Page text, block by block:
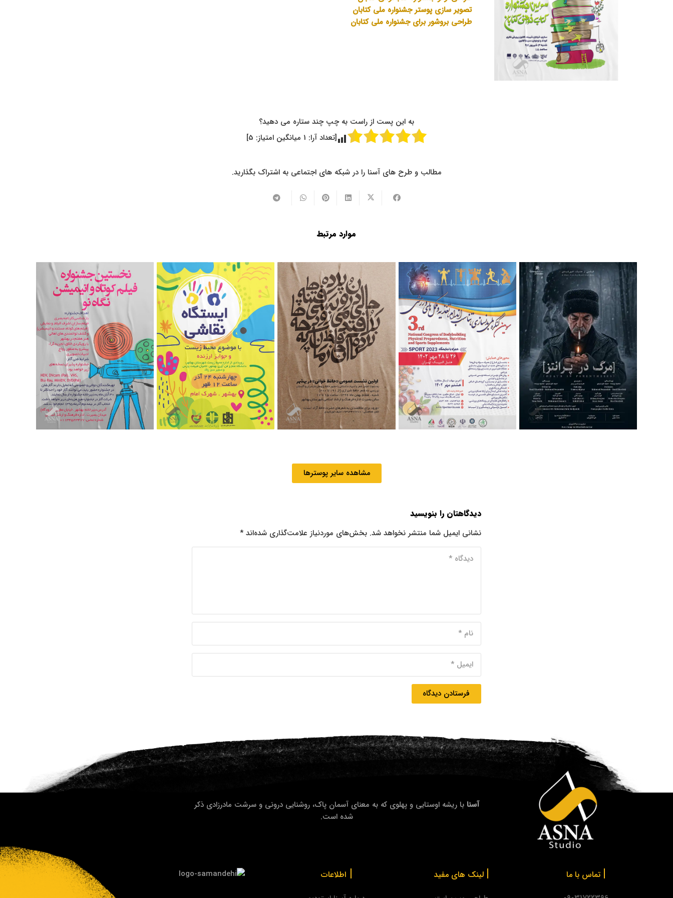
تصویر سازی پوستر جشنواره ملی کتابان
طراحی بروشور برای جشنواره ملی کتابان
به این پست از راست به چپ چند ستاره می دهید؟
[تعداد آرا: 1 میانگین امتیاز: 5
]
مطالب و طرح های آسنا را در شبکه های اجتماعی به اشتراک بگذارید.
موارد مرتبط
مشاهده سایر پوسترها
دیدگاهتان را بنویسید
نشانی ایمیل شما منتشر نخواهد شد. بخش‌های موردنیاز علامت‌گذاری شده‌اند*
فرستادن دیدگاه
آسنا با ریشه اوستایی و پهلوی که به معنای آسمان پاک، روشنایی درونی و سرشت مادرزادی ذکر
شده است.
| تماس با ما
| لینک های مفید |اطلاعات